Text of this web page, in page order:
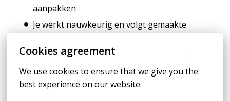
Cookies agreement
We use cookies to ensure that we give you the
best experience on our website.
aanpakken
Je werkt nauwkeurig en volgt gemaakte
Je kunt goed schakelen onder druk en blijft
kalm bij hectiek